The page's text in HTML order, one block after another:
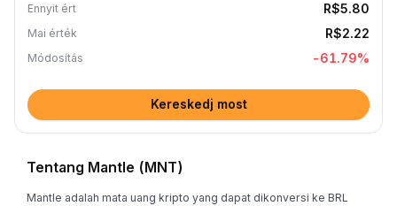
Ennyit ért R$5.80
Mai érték R$2.22
Módosítás -61.79%
Kereskedj most
Tentang Mantle (MNT)
Mantle adalah mata uang kripto yang dapat dikonversi ke BRL